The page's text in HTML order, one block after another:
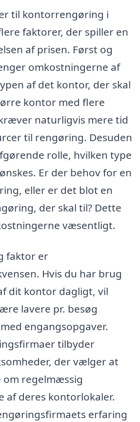
til kontorrengøring i
faktorer, der spiller en
af prisen. Først og
omkostningerne af
af det kontor, der skal
kontor med flere
naturligvis mere tid
til rengøring. Desuden
rolle, hvilken type
Er der behov for en
eller er det blot en
der skal til? Dette
væsentligt.
faktor er
Hvis du har brug
dit kontor dagligt, vil
lavere pr. besøg
engangsopgaver.
tilbyder
der vælger at
om regelmæssig
af deres kontorlokaler.
erfaring